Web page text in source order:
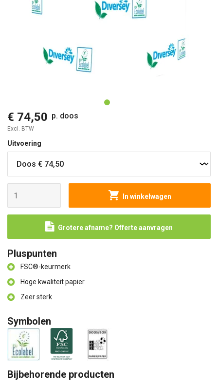
€ 74,50 p. doos
Excl. BTW
Uitvoering
In winkelwagen
Grotere afname? Offerte aanvragen
Pluspunten
FSC®-keurmerk
Hoge kwaliteit papier
Zeer sterk
Symbolen
Bijbehorende producten